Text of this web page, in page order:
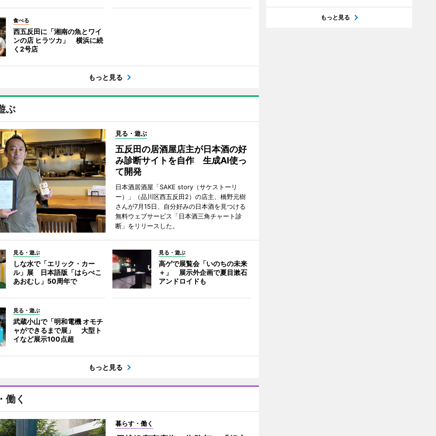
食べる
西五反田に「湘南の魚とワイ
ンの店 ヒラツカ」 横浜に続
く2号店
もっと見る
ぶ
見る・遊ぶ
五反田の居酒屋店主が日本酒の好
み診断サイトを自作 生成AI使っ
て開発
日本酒居酒屋「SAKE story（サケストーリ
ー）」（品川区西五反田2）の店主、橋野元樹
さんが7月15日、自分好みの日本酒を見つける
無料ウェブサービス「日本酒三角チャート診
断」をリリースした。
見る・遊ぶ
しな水で「エリック・カー
ル」展 日本語版「はらぺこ
あおむし」50周年で
見る・遊ぶ
高ゲで展覧会「いのちの未来
＋」 展示外企画で夏目漱石
アンドロイドも
見る・遊ぶ
武蔵小山で「明和電機 オモチ
ャができるまで展」 大型ト
イなど展示100点超
もっと見る
働く
暮らす・働く
もっと見る